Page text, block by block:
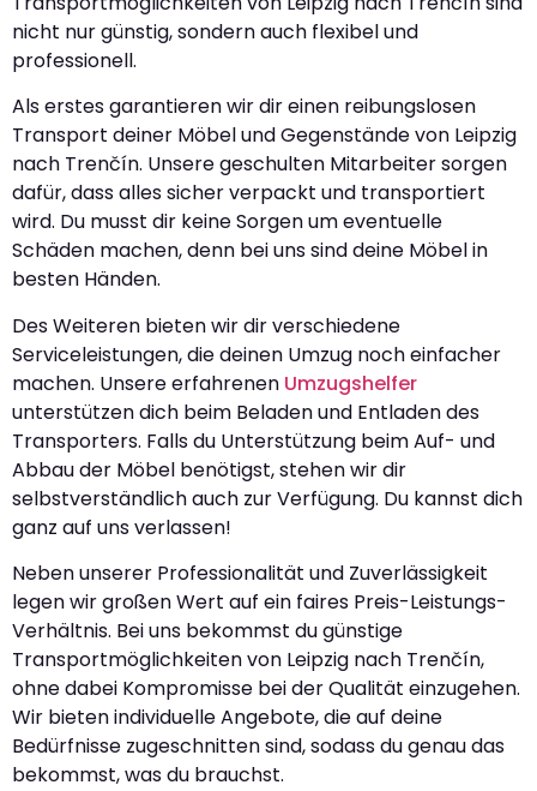
nicht nur günstig, sondern auch flexibel und
professionell.
Als erstes garantieren wir dir einen reibungslosen
Transport deiner Möbel und Gegenstände von Leipzig
nach Trenčín. Unsere geschulten Mitarbeiter sorgen
dafür, dass alles sicher verpackt und transportiert
wird. Du musst dir keine Sorgen um eventuelle
Schäden machen, denn bei uns sind deine Möbel in
besten Händen.
Des Weiteren bieten wir dir verschiedene
Serviceleistungen, die deinen Umzug noch einfacher
machen. Unsere erfahrenen Umzugshelfer
unterstützen dich beim Beladen und Entladen des
Transporters. Falls du Unterstützung beim Auf- und
Abbau der Möbel benötigst, stehen wir dir
selbstverständlich auch zur Verfügung. Du kannst dich
ganz auf uns verlassen!
Neben unserer Professionalität und Zuverlässigkeit
legen wir großen Wert auf ein faires Preis-Leistungs-
Verhältnis. Bei uns bekommst du günstige
Transportmöglichkeiten von Leipzig nach Trenčín,
ohne dabei Kompromisse bei der Qualität einzugehen.
Wir bieten individuelle Angebote, die auf deine
Bedürfnisse zugeschnitten sind, sodass du genau das
bekommst, was du brauchst.